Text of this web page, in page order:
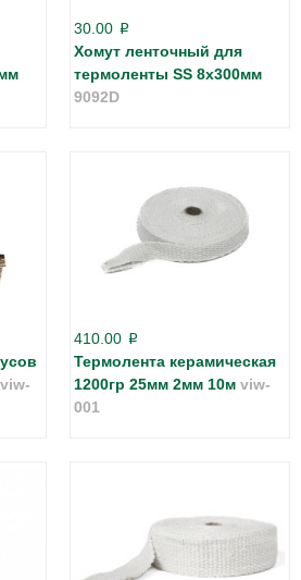
30.00 p
Хомут ленточный для
термоленты SS 8х300мм
9092D
viw-
410.00 p
Термолента керамическая
1200гр 25мм 2мм 10м viw-
001